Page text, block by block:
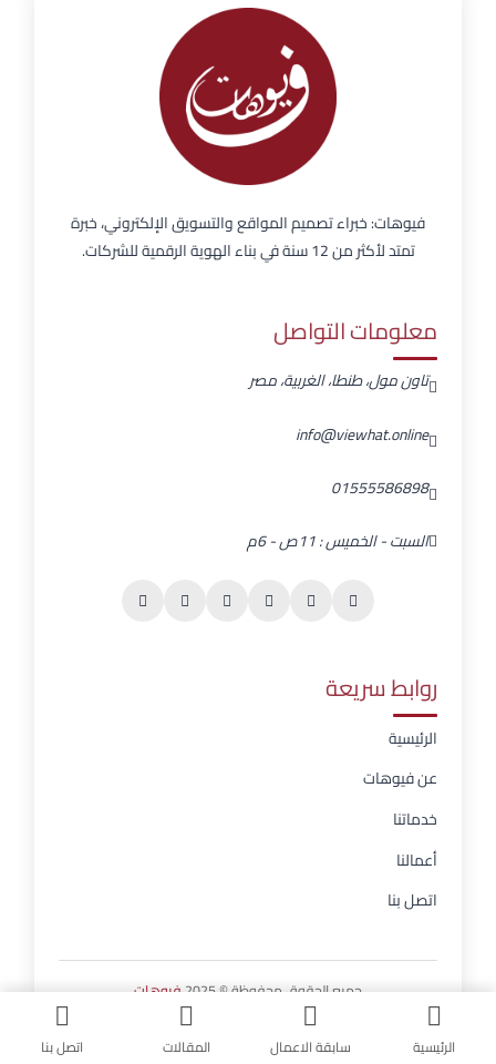
فيوهات: خبراء تصميم المواقع والتسويق الإلكتروني، خبرة
تمتد لأكثر من 12 سنة في بناء الهوية الرقمية للشركات.
معلومات التواصل
تاون مول، طنطا، الغربية، مصر
info@viewhat.online
01555586898
السبت - الخميس : 11ص - 6م
روابط سريعة
الرئيسية
عن فيوهات
خدماتنا
أعمالنا
اتصل بنا
جميع الحقوق محفوظة © 2025 فيوهات
الرئيسية سابقة الاعمال المقالات اتصل بنا